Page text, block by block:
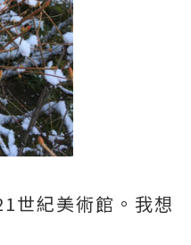
世紀美術館。我想